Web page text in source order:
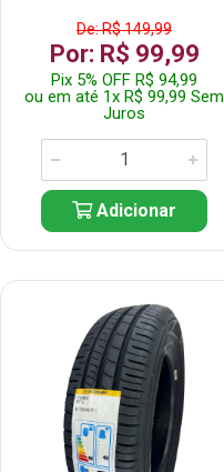
De: R$ 149,99
Por: R$ 99,99
Pix 5% OFF R$ 94,99
ou em até 1x R$ 99,99 Sem
Juros
Adicionar